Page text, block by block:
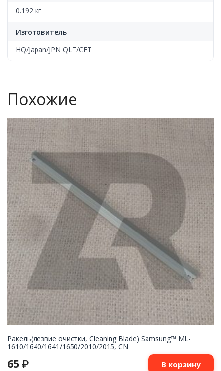
0.192 кг
Изготовитель
HQ/Japan/JPN QLT/CET
Похожие
Ракель(лезвие очистки, Cleaning Blade) Samsung™ ML-
1610/1640/1641/1650/2010/2015, CN
65 ₽ В корзину